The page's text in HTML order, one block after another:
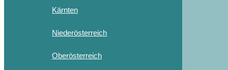
Kärnten
Niederösterreich
Oberösterreich